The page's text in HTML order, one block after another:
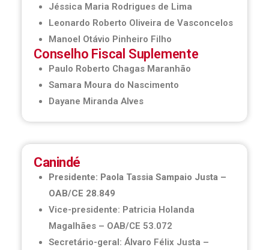
Jéssica Maria Rodrigues de Lima
Leonardo Roberto Oliveira de Vasconcelos
Manoel Otávio Pinheiro Filho
Conselho Fiscal Suplemente
Paulo Roberto Chagas Maranhão
Samara Moura do Nascimento
Dayane Miranda Alves
Canindé
Presidente: Paola Tassia Sampaio Justa –
OAB/CE 28.849
Vice-presidente: Patricia Holanda
Magalhães – OAB/CE 53.072
Secretário-geral: Álvaro Félix Justa –